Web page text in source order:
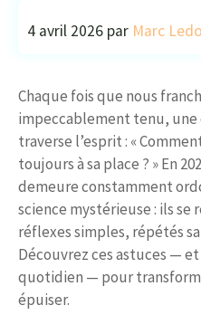
4 avril 2026 par Marc
Chaque fois que nous
impeccablement tenu,
traverse l’esprit : «
toujours à sa place ? » En
demeure constamment
science mystérieuse : ils se
réflexes simples, répétés
Découvrez ces astuces —
quotidien — pour
épuiser.